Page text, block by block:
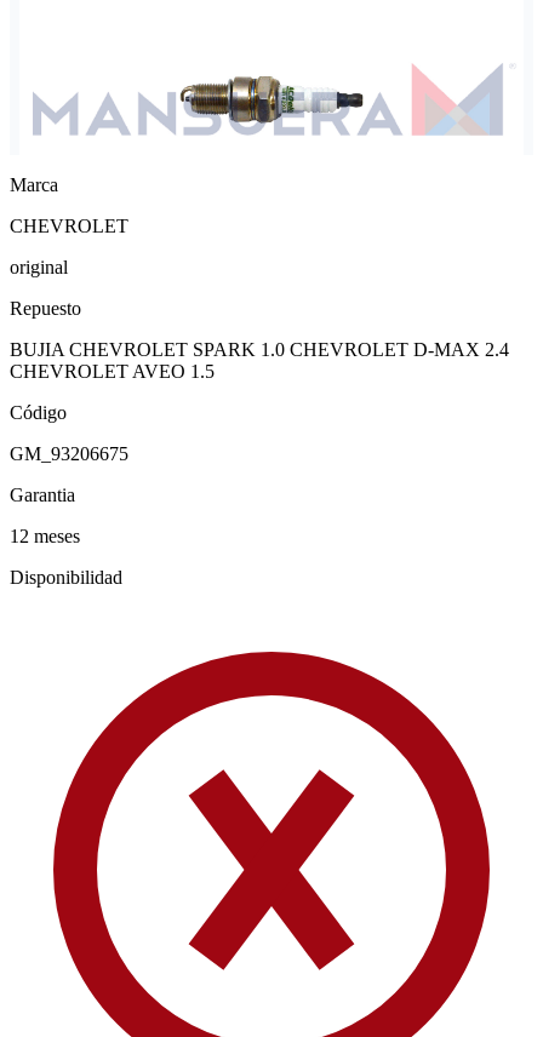
Marca
CHEVROLET
original
Repuesto
BUJIA CHEVROLET SPARK 1.0 CHEVROLET D-MAX 2.4
CHEVROLET AVEO 1.5
Código
GM_93206675
Garantia
12 meses
Disponibilidad